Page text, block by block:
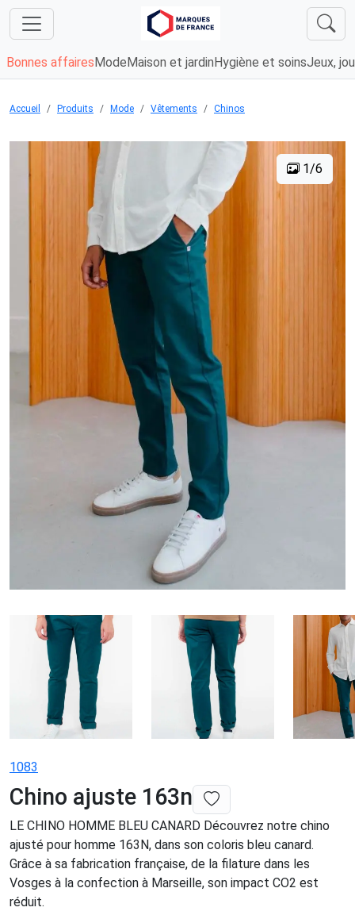
Bonnes affaires Mode Maison et jardin Hygiène et soinsJeux,
Accueil Produits Mode Vêtements Chinos
1/6
1083
Chino ajuste 163n
LE CHINO HOMME BLEU CANARD Découvrez notre chino
ajusté pour homme 163N, dans son coloris bleu canard.
Grâce à sa fabrication française, de la filature dans les
Vosges à la confection à Marseille, son impact CO2 est
réduit.